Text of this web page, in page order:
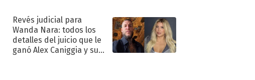
"Traidora"
Revés judicial para
Wanda Nara: todos los
detalles del juicio que le
ganó Alex Caniggia y sus